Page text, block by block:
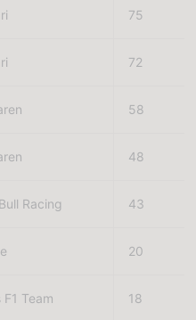
75
72
58
48
Racing 43
20
F1 Team 18